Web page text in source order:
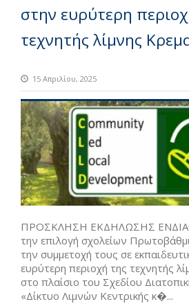
στην ευρύτερη
τεχνητής λίμνης
15 Απριλίου, 2025
ΠΡΟΣΚΛΗΣΗ ΕΚΔΗΛΩΣΗΣ
την επιλογή σχολείων
την συμμετοχή τους σε
ευρύτερη περιοχή της τεχνητής
στο πλαίσιο του Σχεδίου
«Δίκτυο Λιμνών Κεντρικής κ�...